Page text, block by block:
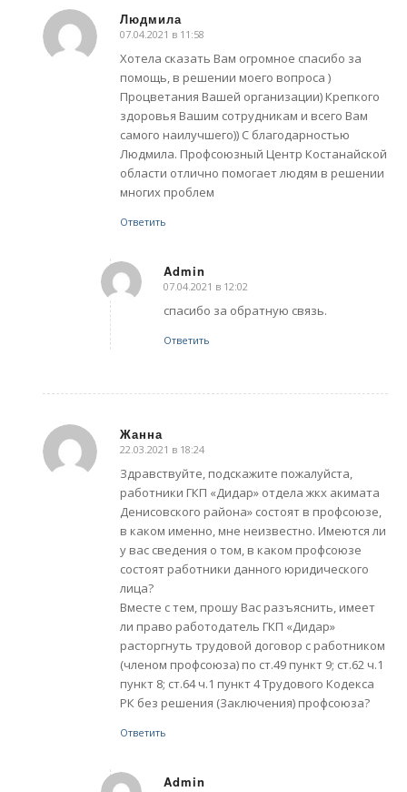
Людмила
говорит:
07.04.2021 в 11:58
Хотела сказать Вам огромное спасибо за
помощь, в решении моего вопроса )
Процветания Вашей организации) Крепкого
здоровья Вашим сотрудникам и всего Вам
самого наилучшего)) С благодарностью
Людмила. Профсоюзный Центр Костанайской
области отлично помогает людям в решении
многих проблем
Ответить
Admin
говорит:
07.04.2021 в 12:02
спасибо за обратную связь.
Ответить
Жанна
говорит:
22.03.2021 в 18:24
Здравствуйте, подскажите пожалуйста,
работники ГКП «Дидар» отдела жкх акимата
Денисовского района» состоят в профсоюзе,
в каком именно, мне неизвестно. Имеются ли
у вас сведения о том, в каком профсоюзе
состоят работники данного юридического
лица?
Вместе с тем, прошу Вас разъяснить, имеет
ли право работодатель ГКП «Дидар»
расторгнуть трудовой договор с работником
(членом профсоюза) по ст.49 пункт 9; ст.62 ч.1
пункт 8; ст.64 ч.1 пункт 4 Трудового Кодекса
РК без решения (Заключения) профсоюза?
Ответить
Admin